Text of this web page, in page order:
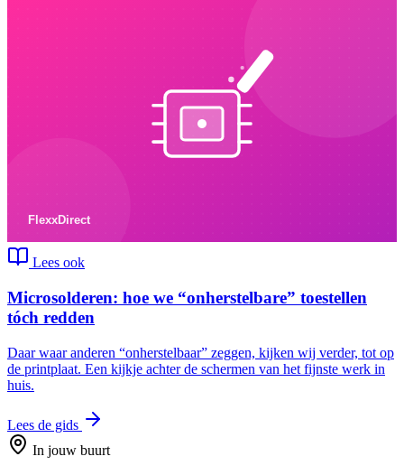
Lees ook
Microsolderen: hoe we “onherstelbare” toestellen
tóch redden
Daar waar anderen “onherstelbaar” zeggen, kijken wij verder, tot op
de printplaat. Een kijkje achter de schermen van het fijnste werk in
huis.
Lees de gids
In jouw buurt